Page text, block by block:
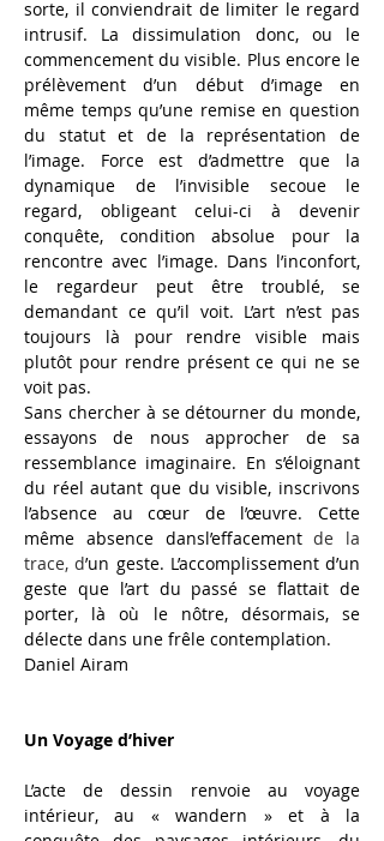
sorte, il conviendrait de limiter le regard
intrusif. La dissimulation donc, ou le
commencement du visible. Plus encore le
prélèvement d’un début d’image en
même temps qu’une remise en question
du statut et de la représentation de
l’image. Force est d’admettre que la
dynamique de l’invisible secoue le
regard, obligeant celui-ci
à
devenir
conquête, condition absolue pour la
rencontre avec l’image. Dans l’inconfort,
le regardeur peut
être troublé, se
demandant ce qu’il voit. L’art n’est pas
toujours là
pour rendre visible mais
plutôt pour rendre présent ce qui ne se
voit pas.
Sans chercher à se détourner du monde,
essayons de nous approcher de sa
ressemblance imaginaire. En s’éloignant
du réel autant que du visible, inscrivons
l’absence au cœur de l’œuvre. Cette
même absence dansl’effacement de la
trace, d’un geste. L’accomplissement d’un
geste que l’art du passé se flattait de
porter, là
où
le nôtre, désormais, se
délecte dans une frêle contemplation.
Daniel Airam
Un Voyage d’hiver
L’acte de dessin renvoie au voyage
intérieur, au
« wandern » et à
la